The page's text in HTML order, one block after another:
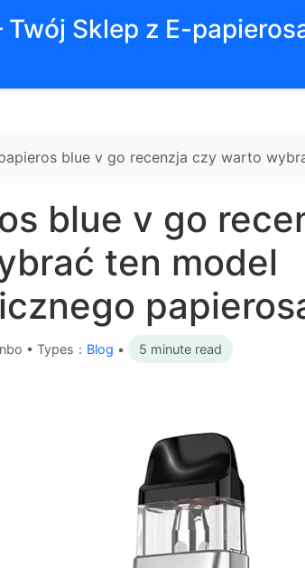
Twój Sklep z E-
blue v go recenzja czy warto
blue v go
ten model
• Types： Blog • 5 minute read